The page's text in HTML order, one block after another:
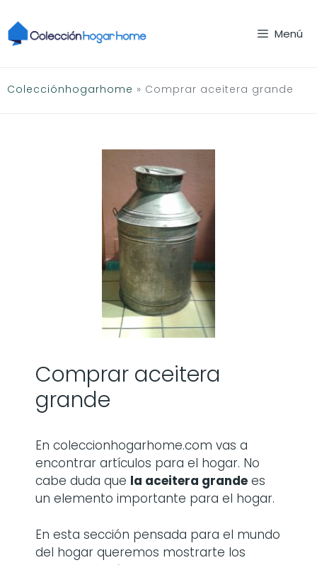
al
contenido
Menú
Colecciónhogarhome » Comprar aceitera grande
Comprar aceitera
grande
En coleccionhogarhome.com vas a
encontrar artículos para el hogar. No
cabe duda que la aceitera grande es
un elemento importante para el hogar.
En esta sección pensada para el mundo
del hogar queremos mostrarte los